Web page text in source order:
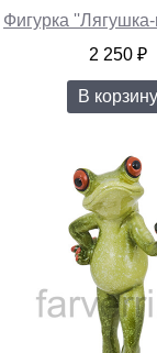
Фигурка
2 250 ₽
В корзину